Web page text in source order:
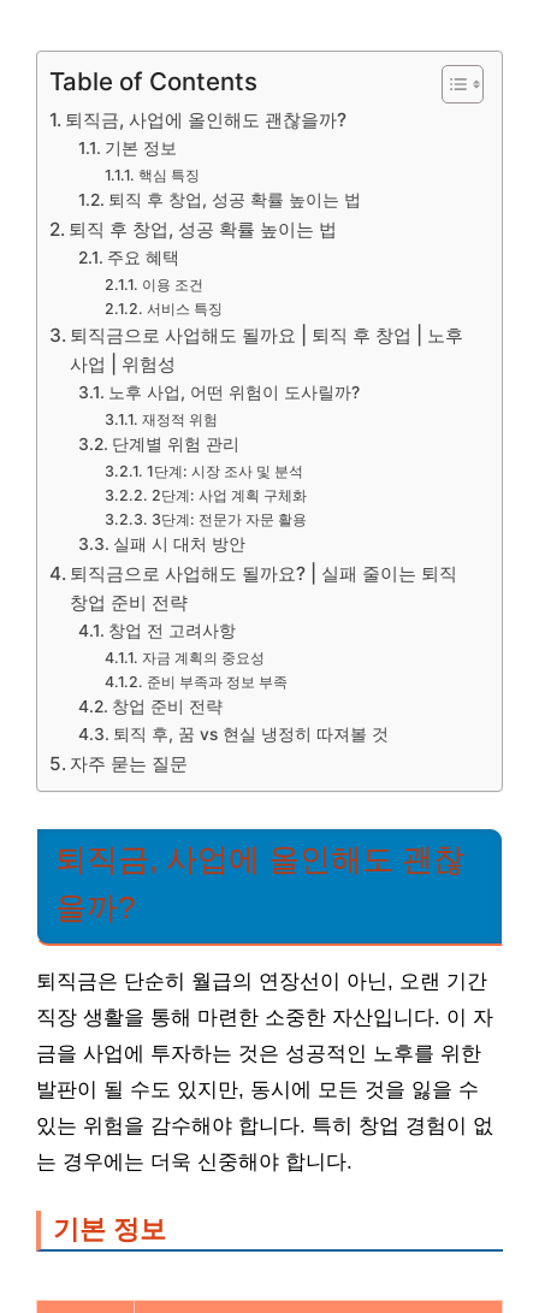
Table of Contents
퇴직금, 사업에 올인해도 괜찮을까?
기본 정보
핵심 특징
퇴직 후 창업, 성공 확률 높이는 법
퇴직 후 창업, 성공 확률 높이는 법
주요 혜택
이용 조건
서비스 특징
퇴직금으로 사업해도 될까요 | 퇴직 후 창업 | 노후
사업 | 위험성
노후 사업, 어떤 위험이 도사릴까?
재정적 위험
단계별 위험 관리
1단계: 시장 조사 및 분석
2단계: 사업 계획 구체화
3단계: 전문가 자문 활용
실패 시 대처 방안
퇴직금으로 사업해도 될까요? | 실패 줄이는 퇴직
창업 준비 전략
창업 전 고려사항
자금 계획의 중요성
준비 부족과 정보 부족
창업 준비 전략
퇴직 후, 꿈 vs 현실 냉정히 따져볼 것
자주 묻는 질문
퇴직금, 사업에 올인해도 괜찮
을까?
퇴직금은 단순히 월급의 연장선이 아닌, 오랜 기간
직장 생활을 통해 마련한 소중한 자산입니다. 이 자
금을 사업에 투자하는 것은 성공적인 노후를 위한
발판이 될 수도 있지만, 동시에 모든 것을 잃을 수
있는 위험을 감수해야 합니다. 특히 창업 경험이 없
는 경우에는 더욱 신중해야 합니다.
기본 정보